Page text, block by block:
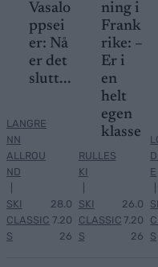
Vasalo
ppsei
er: Nå
er det
slutt...
LANGRE
NN
ALLROU
ND
SKI
CLASSIC
S
28.0
7.20
26
ning i
Frank
rike: –
Er i
en
helt
egen
klasse
RULLES
KI
SKI
CLASSIC
S
26.0
7.20
26
E
S